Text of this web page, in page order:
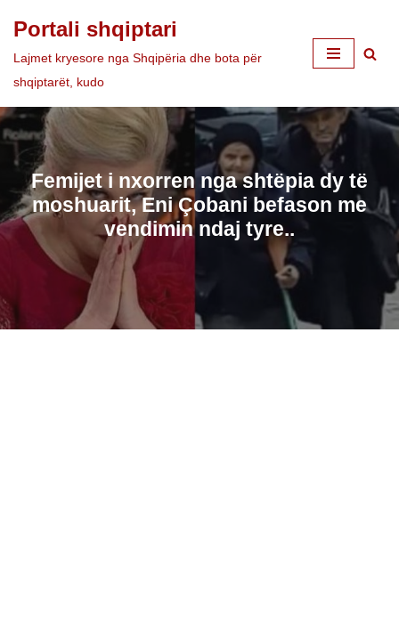
Skip
to
Portali shqiptari
Lajmet kryesore nga Shqipëria dhe bota për
shqiptarët, kudo
Femijet i nxorren nga shtëpia dy të
moshuarit, Eni Çobani befason me
vendimin ndaj tyre..